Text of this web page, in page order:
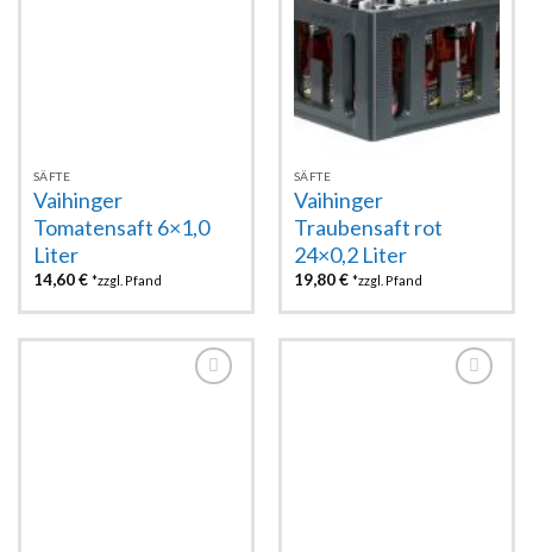
SÄFTE
Vaihinger
Tomatensaft 6×1,0
Liter
14,60€ *zzgl. Pfand
Zur
Wunschliste
hinzufügen
SÄFTE
Vaihinger
Traubensaft rot
24×0,2 Liter
19,80€ *zzgl. Pfand